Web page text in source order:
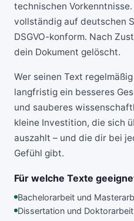
technischen
vollständig auf deutschen
DSGVO-konform. Nach
dein Dokument gelöscht.
Wer seinen Text
langfristig ein besseres
und sauberes
kleine Investition, die sich
auszahlt – und die dir bei
Gefühl gibt.
Für welche Texte
Bachelorarbeit und
Dissertation und Doktorarbeit